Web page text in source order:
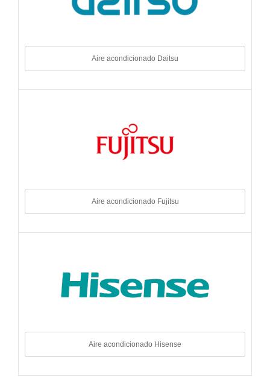
Aire acondicionado Daitsu
Aire acondicionado Fujitsu
Aire acondicionado Hisense